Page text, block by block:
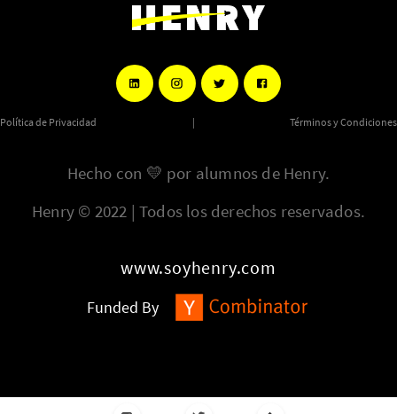
Política de Privacidad | Términos y Condiciones
Hecho con 💛 por alumnos de Henry.
Henry © 2022 | Todos los derechos reservados.
www.soyhenry.com
Funded By